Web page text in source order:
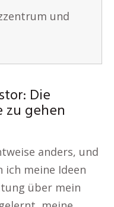
und
Die
zu gehen
anders, und
meine Ideen
über mein